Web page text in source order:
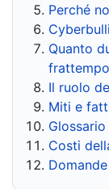
Perché
Quanto
frattempo
Il ruolo
Miti e
Glossario
Costi